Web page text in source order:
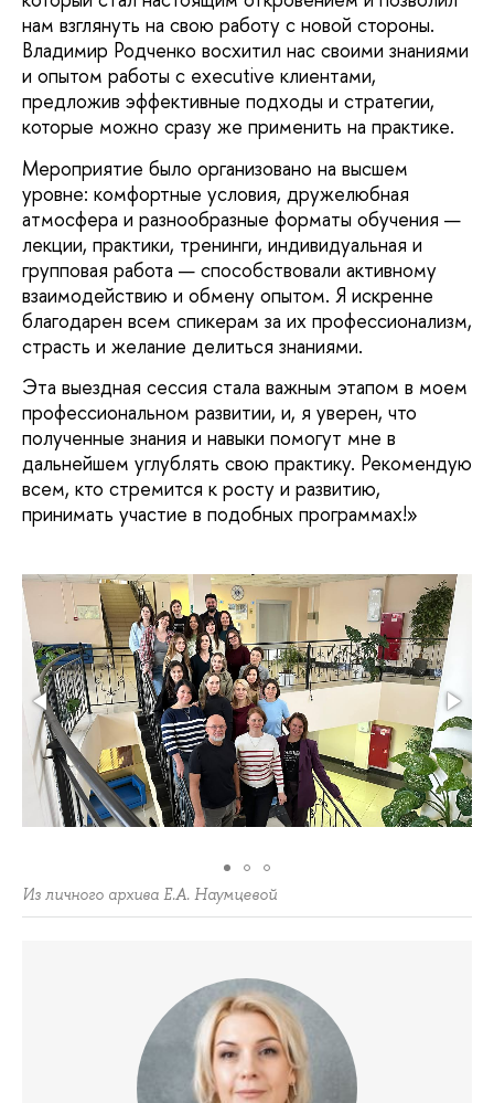
нам взглянуть на свою работу с новой стороны.
Владимир Родченко восхитил нас своими знаниями
и опытом работы с executive клиентами,
предложив эффективные подходы и стратегии,
которые можно сразу же применить на практике.
Мероприятие было организовано на высшем
уровне: комфортные условия, дружелюбная
атмосфера и разнообразные форматы обучения —
лекции, практики, тренинги, индивидуальная и
групповая работа — способствовали активному
взаимодействию и обмену опытом. Я искренне
благодарен всем спикерам за их профессионализм,
страсть и желание делиться знаниями.
Эта выездная сессия стала важным этапом в моем
профессиональном развитии, и, я уверен, что
полученные знания и навыки помогут мне в
дальнейшем углублять свою практику. Рекомендую
всем, кто стремится к росту и развитию,
принимать участие в подобных программах!»
Из личного архива Е.А. Наумцевой